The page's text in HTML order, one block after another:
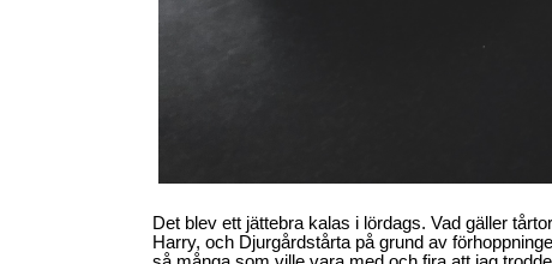
Det blev ett jättebra kalas i lördags. Vad gäller
Harry, och Djurgårdstårta på grund av